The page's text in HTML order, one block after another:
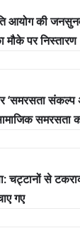
आयोग की
मौके पर निस्तारण
‘समरसता संकल्प
समरसता
चट्टानों से
गए